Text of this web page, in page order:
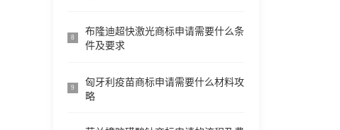
8
布隆迪超快激光商标申请需要什么条
件及要求
9
匈牙利疫苗商标申请需要什么材料攻
略